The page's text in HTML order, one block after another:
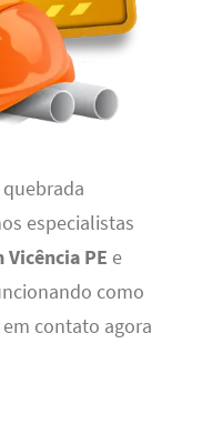
especialistas
PE e
como
contato agora